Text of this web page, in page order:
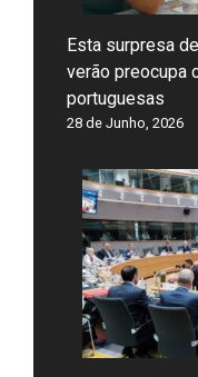
Esta surpresa
verão preocupa
portuguesas
28 de Junho, 2026